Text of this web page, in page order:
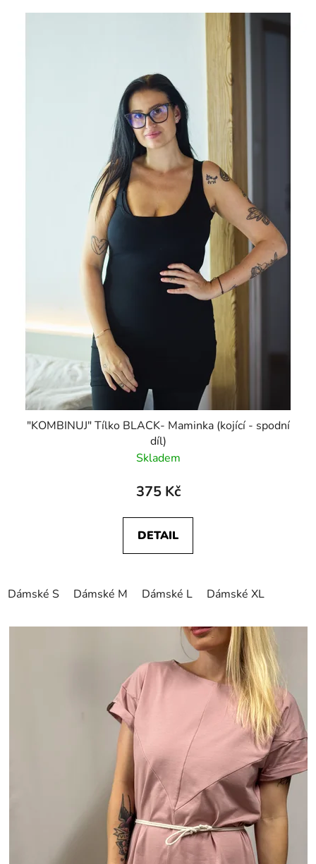
"KOMBINUJ" Tílko BLACK- Maminka (kojící - spodní
díl)
Skladem
375 Kč
DETAIL
Dámské S Dámské M Dámské L Dámské XL